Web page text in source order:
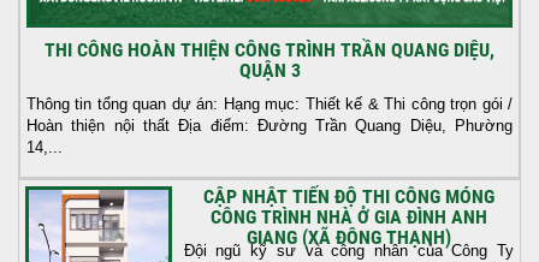
THI CÔNG HOÀN THIỆN CÔNG TRÌNH TRẦN QUANG DIỆU,
QUẬN 3
Thông tin tổng quan dự án: Hạng mục: Thiết kế & Thi công trọn gói /
Hoàn thiện nội thất Địa điểm: Đường Trần Quang Diệu, Phường
14,...
CẬP NHẬT TIẾN ĐỘ THI CÔNG MÓNG
CÔNG TRÌNH NHÀ Ở GIA ĐÌNH ANH
GIANG (XÃ ĐÔNG THẠNH)
Đội ngũ kỹ sư và công nhân của Công Ty